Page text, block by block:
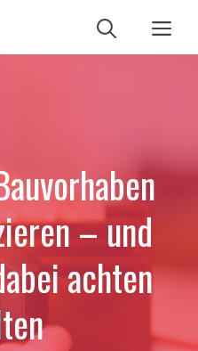
– und
achten